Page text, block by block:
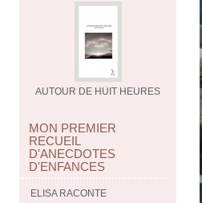
AUTOUR DE HUIT HEURES
MON PREMIER
RECUEIL
D'ANECDOTES
D'ENFANCES
ELISA RACONTE